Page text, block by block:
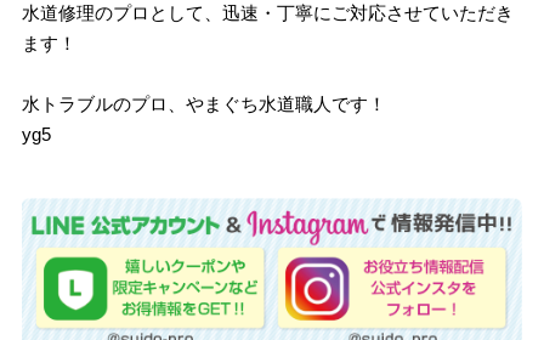
水道修理のプロとして、迅速・丁寧にご対応させていただき
ます！
水トラブルのプロ、やまぐち水道職人です！
yg5